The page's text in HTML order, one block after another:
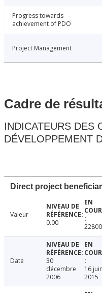
Progress towards
achievement of PDO
Project Management
Cadre de
INDICATEURS DES
DÉVELOPPEMENT
Direct project
Valeur
0.00
Date
30
décembre
2006
16 juin
2015